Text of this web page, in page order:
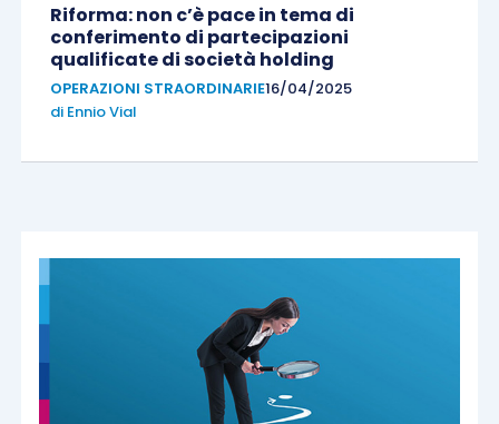
Riforma: non c’è pace in tema di
conferimento di partecipazioni
qualificate di società holding
OPERAZIONI STRAORDINARIE16/04/2025
di Ennio Vial